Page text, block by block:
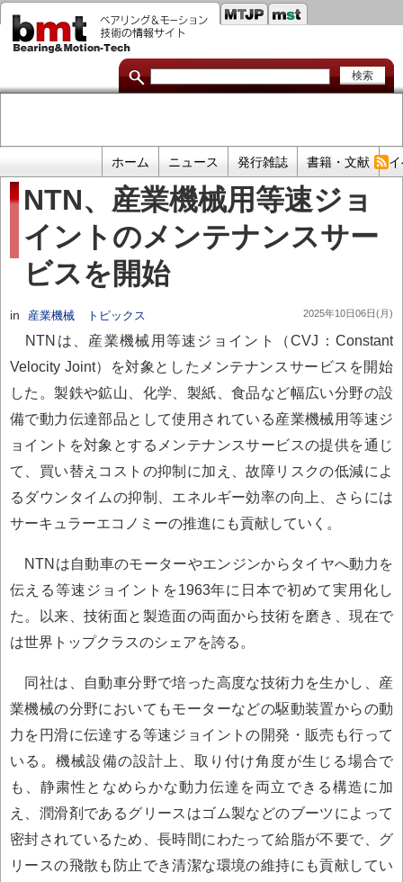
メ
イ
テ
カ
ン
ダ
リ
ン
ク
ラ
イ
リ
ホーム ニュース 発行雑誌 書籍・文献
NTN、産業機械用等速ジョ
イントのメンテナンスサー
ビスを開始
2025年10日06日(月)
in 産業機械 トピックス
NTNは、産業機械用等速ジョイント（CVJ：Constant
Velocity Joint）を対象としたメンテナンスサービスを開始
した。製鉄や鉱山、化学、製紙、食品など幅広い分野の設
備で動力伝達部品として使用されている産業機械用等速ジ
ョイントを対象とするメンテナンスサービスの提供を通じ
て、買い替えコストの抑制に加え、故障リスクの低減によ
るダウンタイムの抑制、エネルギー効率の向上、さらには
サーキュラーエコノミーの推進にも貢献していく。
NTNは自動車のモーターやエンジンからタイヤへ動力を
伝える等速ジョイントを1963年に日本で初めて実用化し
た。以来、技術面と製造面の両面から技術を磨き、現在で
は世界トップクラスのシェアを誇る。
同社は、自動車分野で培った高度な技術力を生かし、産
業機械の分野においてもモーターなどの駆動装置からの動
力を円滑に伝達する等速ジョイントの開発・販売も行って
いる。機械設備の設計上、取り付け角度が生じる場合で
も、静粛性となめらかな動力伝達を両立できる構造に加
え、潤滑剤であるグリースはゴム製などのブーツによって
密封されているため、長時間にわたって給脂が不要で、グ
リースの飛散も防止でき清潔な環境の維持にも貢献してい